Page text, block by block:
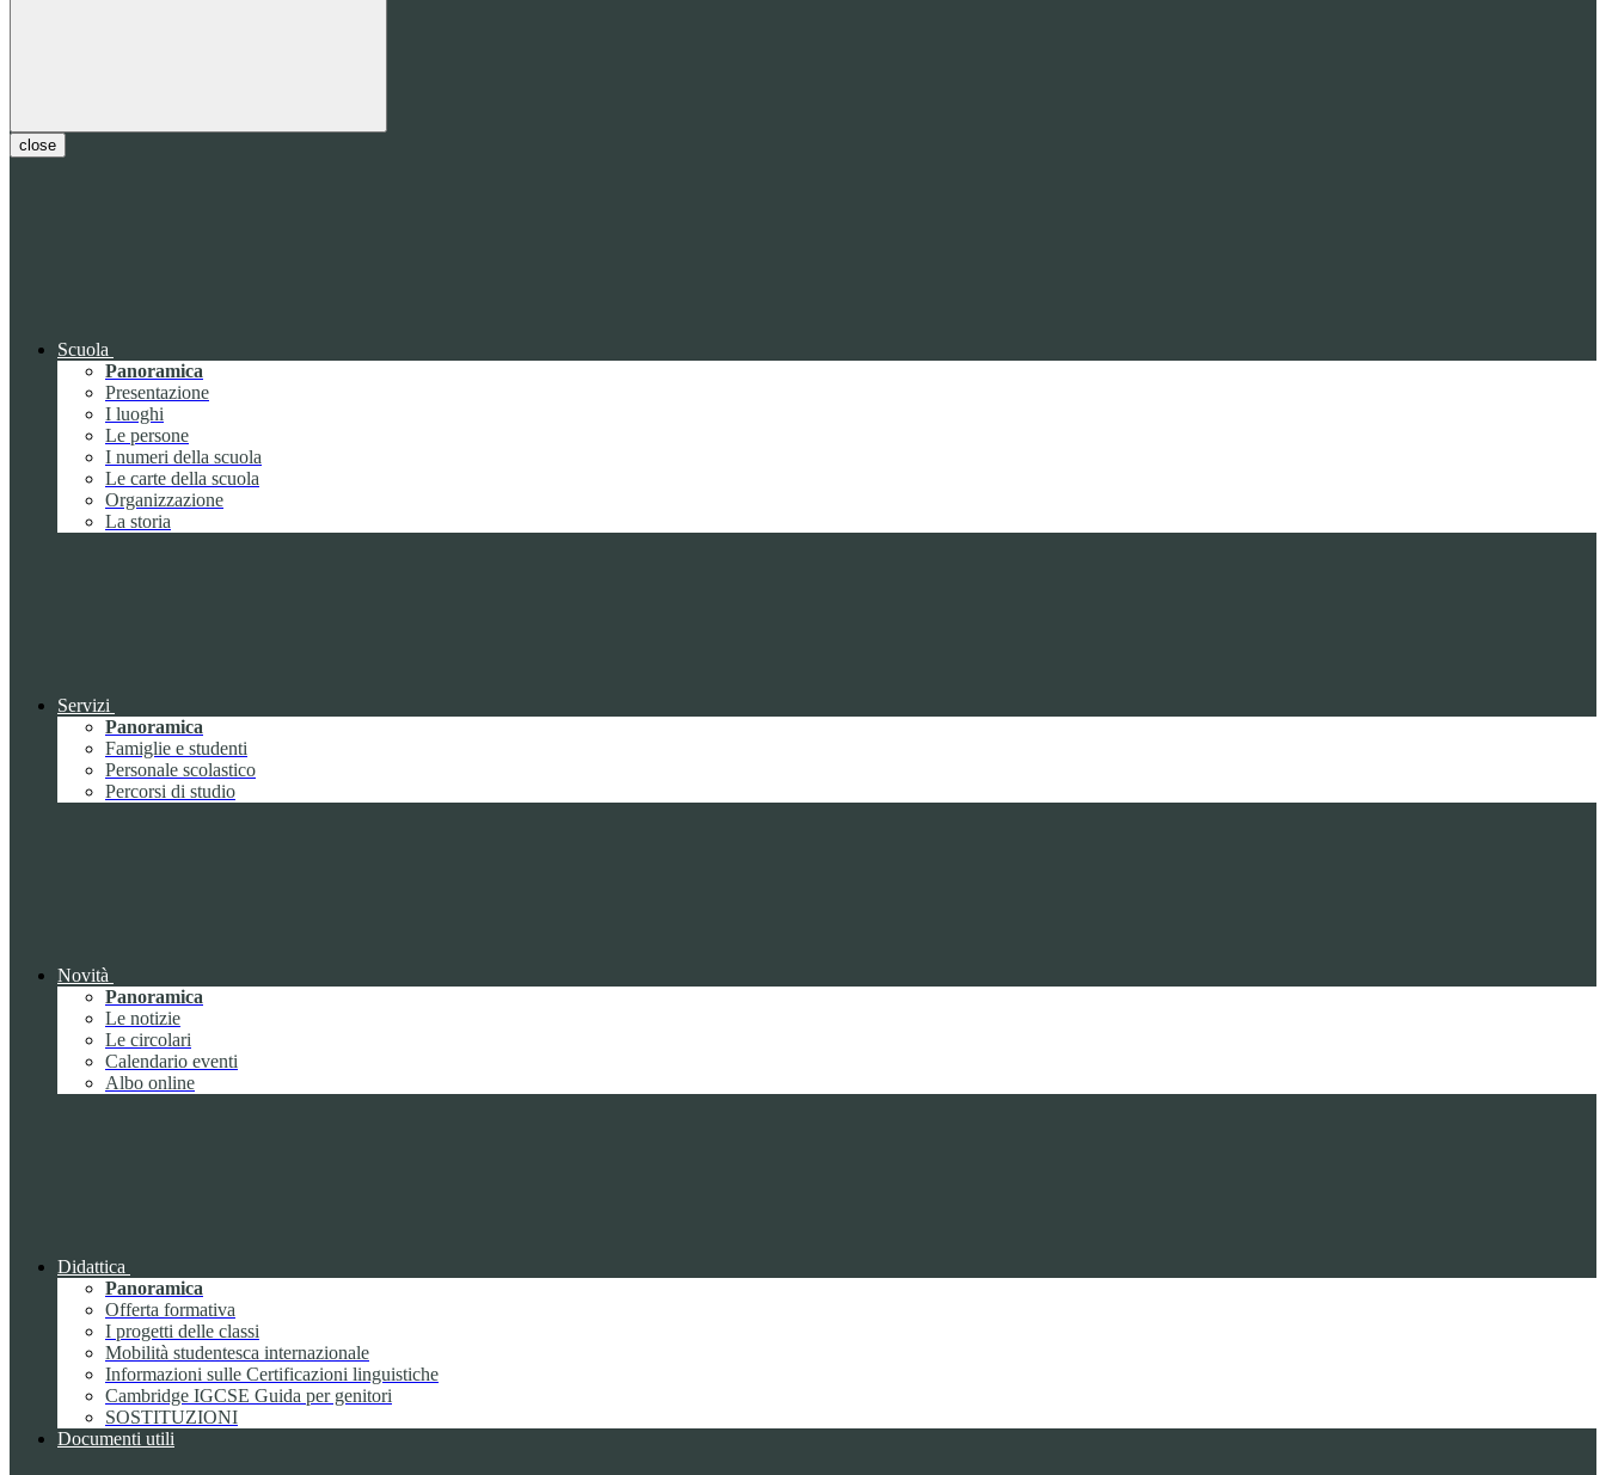
close
Scuola
Panoramica
Presentazione
I luoghi
Le persone
I numeri della scuola
Le carte della scuola
Organizzazione
La storia
Servizi
Panoramica
Famiglie e studenti
Personale scolastico
Percorsi di studio
Novità
Panoramica
Le notizie
Le circolari
Calendario eventi
Albo online
Didattica
Panoramica
Offerta formativa
I progetti delle classi
Mobilità studentesca internazionale
Informazioni sulle Certificazioni linguistiche
Cambridge IGCSE Guida per genitori
SOSTITUZIONI
Documenti utili